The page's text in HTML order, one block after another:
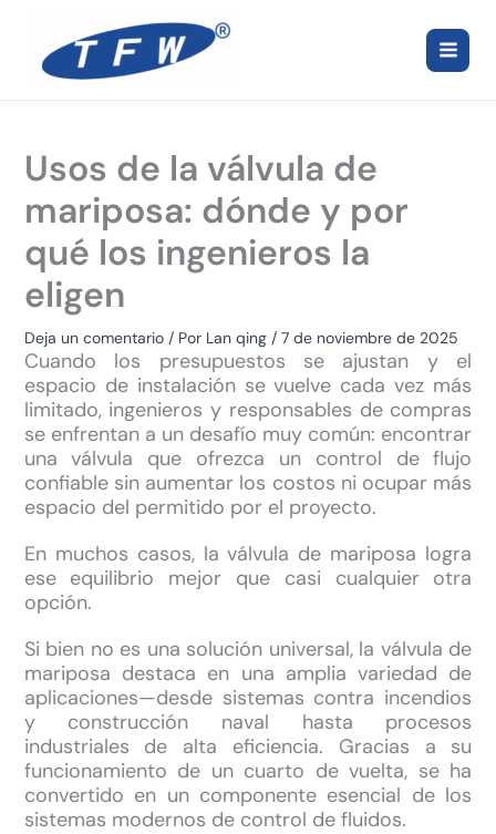
contenido
Usos de la válvula de
mariposa: dónde y por
qué los ingenieros la
eligen
Deja un comentario / Por Lan qing / 7 de noviembre de 2025
Cuando los presupuestos se ajustan y el
espacio de instalación se vuelve cada vez más
limitado, ingenieros y responsables de compras
se enfrentan a un desafío muy común: encontrar
una válvula que ofrezca un control de flujo
confiable sin aumentar los costos ni ocupar más
espacio del permitido por el proyecto.
En muchos casos, la válvula de mariposa logra
ese equilibrio mejor que casi cualquier otra
opción.
Si bien no es una solución universal, la válvula de
mariposa destaca en una amplia variedad de
aplicaciones—desde sistemas contra incendios
y construcción naval hasta procesos
industriales de alta eficiencia. Gracias a su
funcionamiento de un cuarto de vuelta, se ha
convertido en un componente esencial de los
sistemas modernos de control de fluidos.